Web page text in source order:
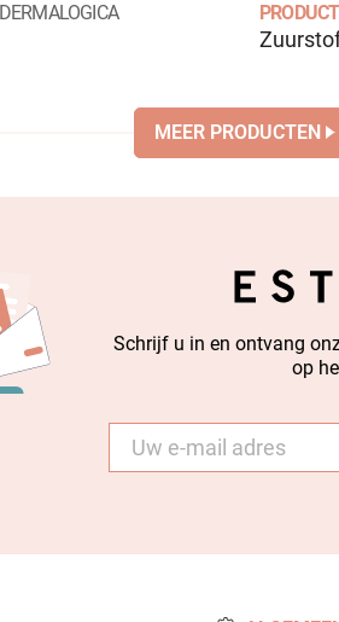
DERMALOGICA
MEER PRODUCTEN
Schrijf u in en ontvang
op
mail *